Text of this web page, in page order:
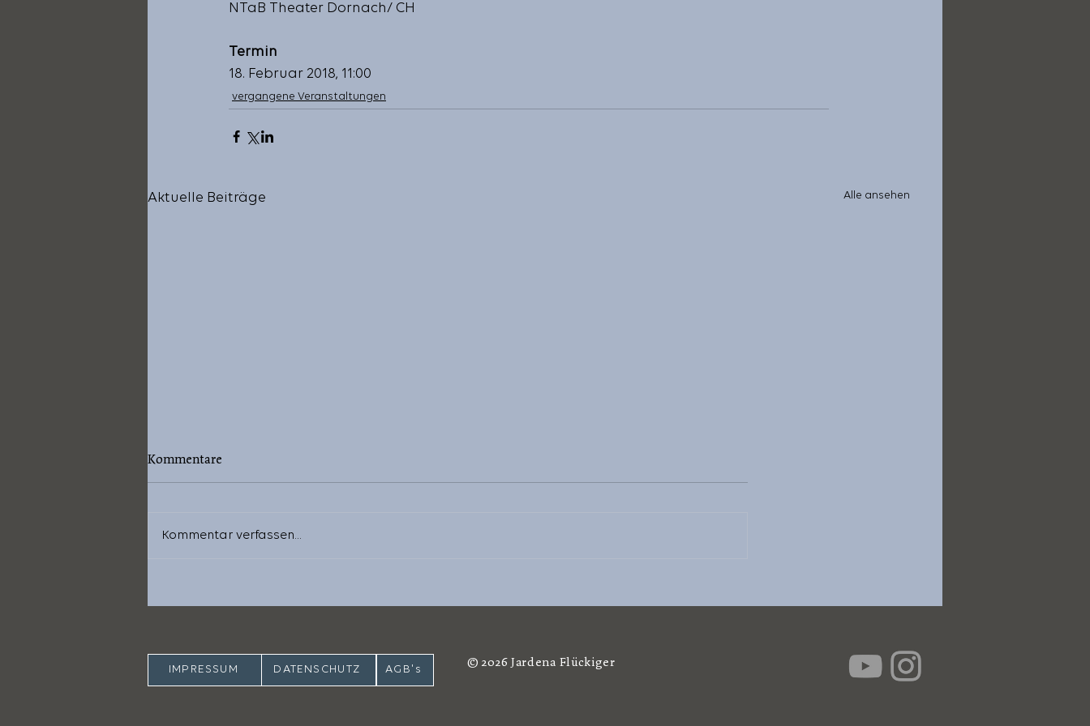
NTaB Theater Dornach/ CH
Termin
18. Februar 2018, 11:00
vergangene Veranstaltungen
Aktuelle Beiträge Alle ansehen
schreit"
Kommentare
Kommentar verfassen...
© 2026 Jardena Flückiger
IMPRESSUM DATENSCHUTZ AGB's